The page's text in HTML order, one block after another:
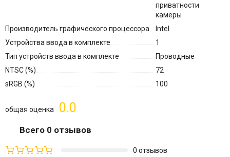
приватности
камеры
Производитель графического процессора
Intel
Устройства ввода в комплекте
1
Тип устройств ввода в комплекте
Проводные
NTSC (%)
72
sRGB (%)
100
0.0
общая оценка
Всего 0 отзывов
0 отзывов